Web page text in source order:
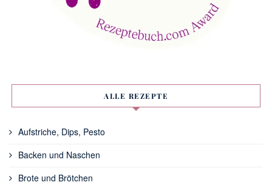
ALLE REZEPTE
Aufstriche, Dips, Pesto
Backen und Naschen
Brote und Brötchen